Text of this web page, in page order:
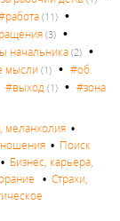
(11) •
(3) •
начальника (2) •
мысли(1) • #об
#выход (1) • #зона
меланхолия •
• Поиск
• Бизнес, карьера,
• Страхи,